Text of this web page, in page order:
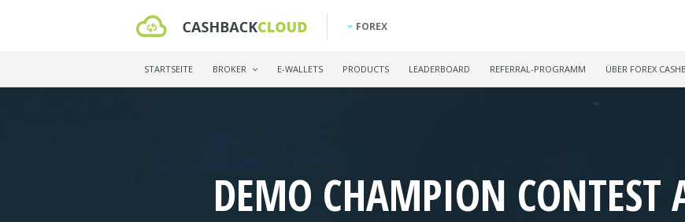
FOREX
STARTSEITE BROKER E-WALLETS PRODUCTS LEADERBOARD REFERRAL-PROGRAMM ÜBER FOREX
DEMO CHAMPION CONTEST